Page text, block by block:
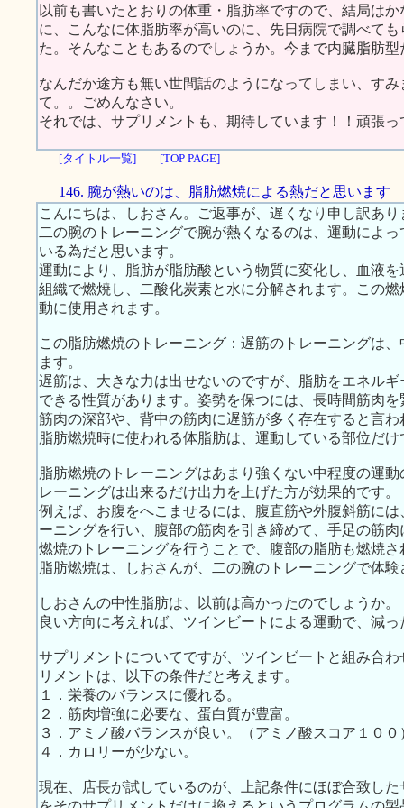
以前も書いたとおりの体重・脂肪率ですので、結局は
に、こんなに体脂肪率が高いのに、先日病院で調べて
た。そんなこともあるのでしょうか。今まで内臓脂肪
なんだか途方も無い世間話のようになってしまい、す
て。。ごめんなさい。
それでは、サプリメントも、期待しています！！頑張
[タイトル一覧] [TOP PAGE]
146. 腕が熱いのは、脂肪燃焼による熱だと思います
こんにちは、しおさん。ご返事が、遅くなり申し訳あり
二の腕のトレーニングで腕が熱くなるのは、運動によ
いる為だと思います。
運動により、脂肪が脂肪酸という物質に変化し、血液
組織で燃焼し、二酸化炭素と水に分解されます。この
動に使用されます。
この脂肪燃焼のトレーニング：遅筋のトレーニングは
ます。
遅筋は、大きな力は出せないのですが、脂肪をエネル
できる性質があります。姿勢を保つには、長時間筋肉
筋肉の深部や、背中の筋肉に遅筋が多く存在すると言わ
脂肪燃焼時に使われる体脂肪は、運動している部位だ
脂肪燃焼のトレーニングはあまり強くない中程度の運
レーニングは出来るだけ出力を上げた方が効果的です。
例えば、お腹をへこませるには、腹直筋や外腹斜筋に
ーニングを行い、腹部の筋肉を引き締めて、手足の筋
燃焼のトレーニングを行うことで、腹部の脂肪も燃焼さ
脂肪燃焼は、しおさんが、二の腕のトレーニングで体
しおさんの中性脂肪は、以前は高かったのでしょうか。
良い方向に考えれば、ツインビートによる運動で、減
サプリメントについてですが、ツインビートと組み合
リメントは、以下の条件だと考えます。
１．栄養のバランスに優れる。
２．筋肉増強に必要な、蛋白質が豊富。
３．アミノ酸バランスが良い。（アミノ酸スコア１００
４．カロリーが少ない。
現在、店長が試しているのが、上記条件にほぼ合致し